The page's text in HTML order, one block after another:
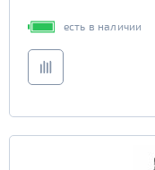
есть в наличии